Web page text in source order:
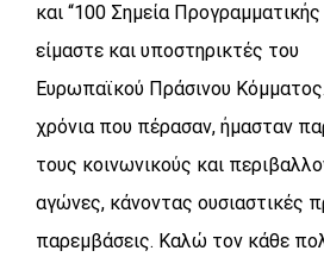
και “100 Σημεία
είμαστε και υποστηρικτές του
Ευρωπαϊκού Πράσινου
χρόνια που πέρασαν, ήμασταν
τους κοινωνικούς και
αγώνες, κάνοντας ουσιαστικές
παρεμβάσεις. Καλώ τον κάθε